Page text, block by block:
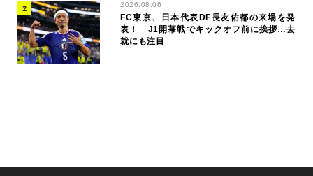
2026.08.06
FC東京、日本代表DF長友佑都の来場を発
表！ J1開幕戦でキックオフ前に挨拶…去
就にも注目